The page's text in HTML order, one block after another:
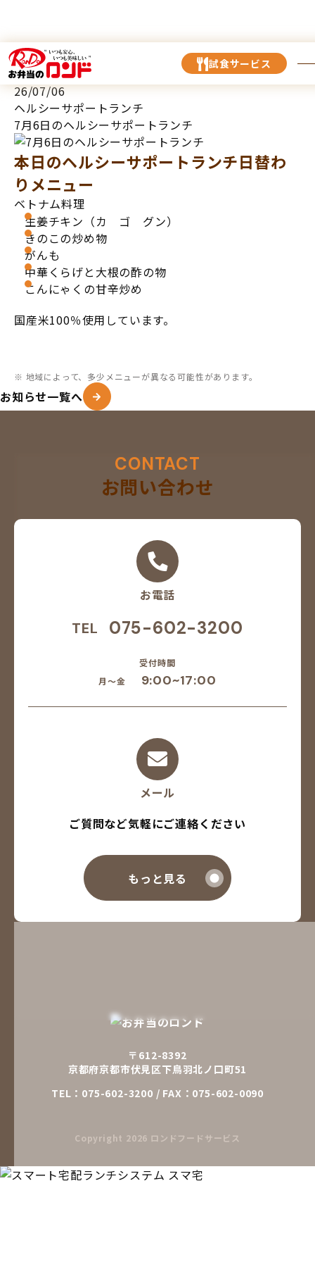
試食サービス
TOP お知らせ
26/07/06
ヘルシーサポートランチ
7月6日のヘルシーサポートランチ
本日のヘルシーサポートランチ日替わ
りメニュー
ベトナム料理
生姜チキン（カ ゴ グン）
きのこの炒め物
がんも
中華くらげと大根の酢の物
こんにゃくの甘辛炒め
国産米100％使用しています。
※ 地域によって、多少メニューが異なる可能性があります。
お知らせ一覧へ
CONTACT
お問い合わせ
お電話
TEL 075-602-3200
受付時間
月～金
9:00~17:00
メール
ご質問など気軽にご連絡ください
もっと見る
〒612-8392
京都府京都市伏見区下鳥羽北ノ口町51
TEL： 075-602-3200 / FAX：075-602-0090
Copyright 2026 ロンドフードサービス